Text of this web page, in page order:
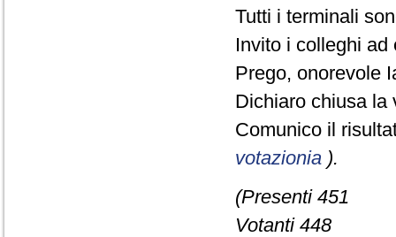
Tutti i terminali
Invito i colleghi ad
Prego, onorevole
Dichiaro chiusa la
Comunico il
votazionia ).
(Presenti 451
Votanti 448